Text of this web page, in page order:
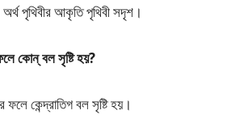
পৃথিবীর আকৃতি পৃথিবী সদৃশ।
কোন্‌ বল সৃষ্টি হয়?
কেন্দ্রাতিগ বল সৃষ্টি হয়।